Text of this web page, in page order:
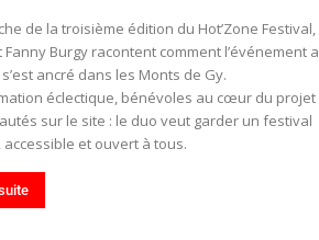
de la troisième édition du Hot’Zone Festival,
Fanny Burgy racontent comment l’événement a
ancré dans les Monts de Gy.
éclectique, bénévoles au cœur du projet
sur le site : le duo veut garder un festival
accessible et ouvert à tous.